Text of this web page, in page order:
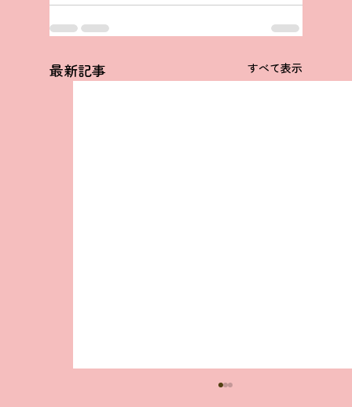
最新記事 すべて表示